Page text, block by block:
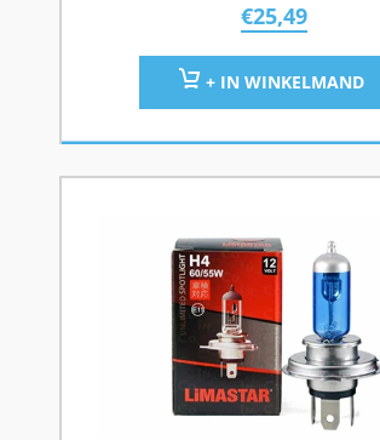
€25,49
+ IN WINKELMAND